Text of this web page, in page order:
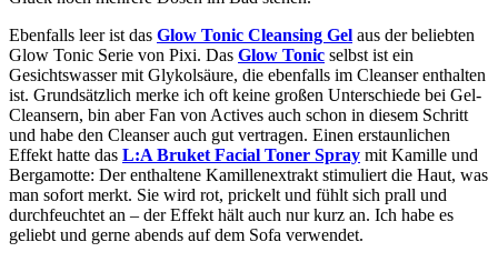
Ebenfalls leer ist das Glow Tonic Cleansing Gel aus der beliebten
Glow Tonic Serie von Pixi. Das Glow Tonic selbst ist ein
Gesichtswasser mit Glykolsäure, die ebenfalls im Cleanser enthalten
ist. Grundsätzlich merke ich oft keine großen Unterschiede bei Gel-
Cleansern, bin aber Fan von Actives auch schon in diesem Schritt
und habe den Cleanser auch gut vertragen. Einen erstaunlichen
Effekt hatte das L:A Bruket Facial Toner Spray mit Kamille und
Bergamotte: Der enthaltene Kamillenextrakt stimuliert die Haut, was
man sofort merkt. Sie wird rot, prickelt und fühlt sich prall und
durchfeuchtet an – der Effekt hält auch nur kurz an. Ich habe es
geliebt und gerne abends auf dem Sofa verwendet.